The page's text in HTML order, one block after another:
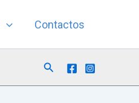
Contactos
Search